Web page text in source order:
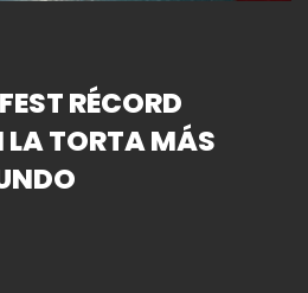
RÉCORD
LA TORTA MÁS